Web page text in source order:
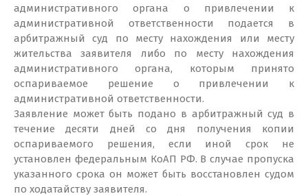
административного органа о привлечении к
административной ответственности подается в
арбитражный суд по месту нахождения или месту
жительства заявителя либо по месту нахождения
административного органа, которым принято
оспариваемое решение о привлечении к
административной ответственности.
Заявление может быть подано в арбитражный суд в
течение десяти дней со дня получения копии
оспариваемого решения, если иной срок не
установлен федеральным КоАП РФ. В случае пропуска
указанного срока он может быть восстановлен судом
по ходатайству заявителя.